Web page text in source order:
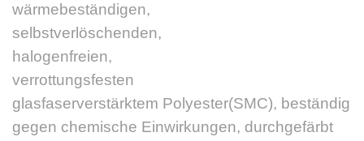
wärmebeständigen,
selbstverlöschenden,
halogenfreien,
verrottungsfesten
glasfaserverstärktem Polyester(SMC), beständig
gegen chemische Einwirkungen, durchgefärbt